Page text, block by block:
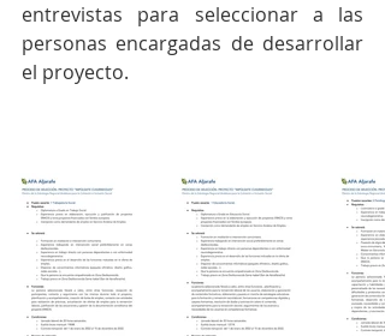
entrevistas para seleccionar a las
personas encargadas de desarrollar
el proyecto.